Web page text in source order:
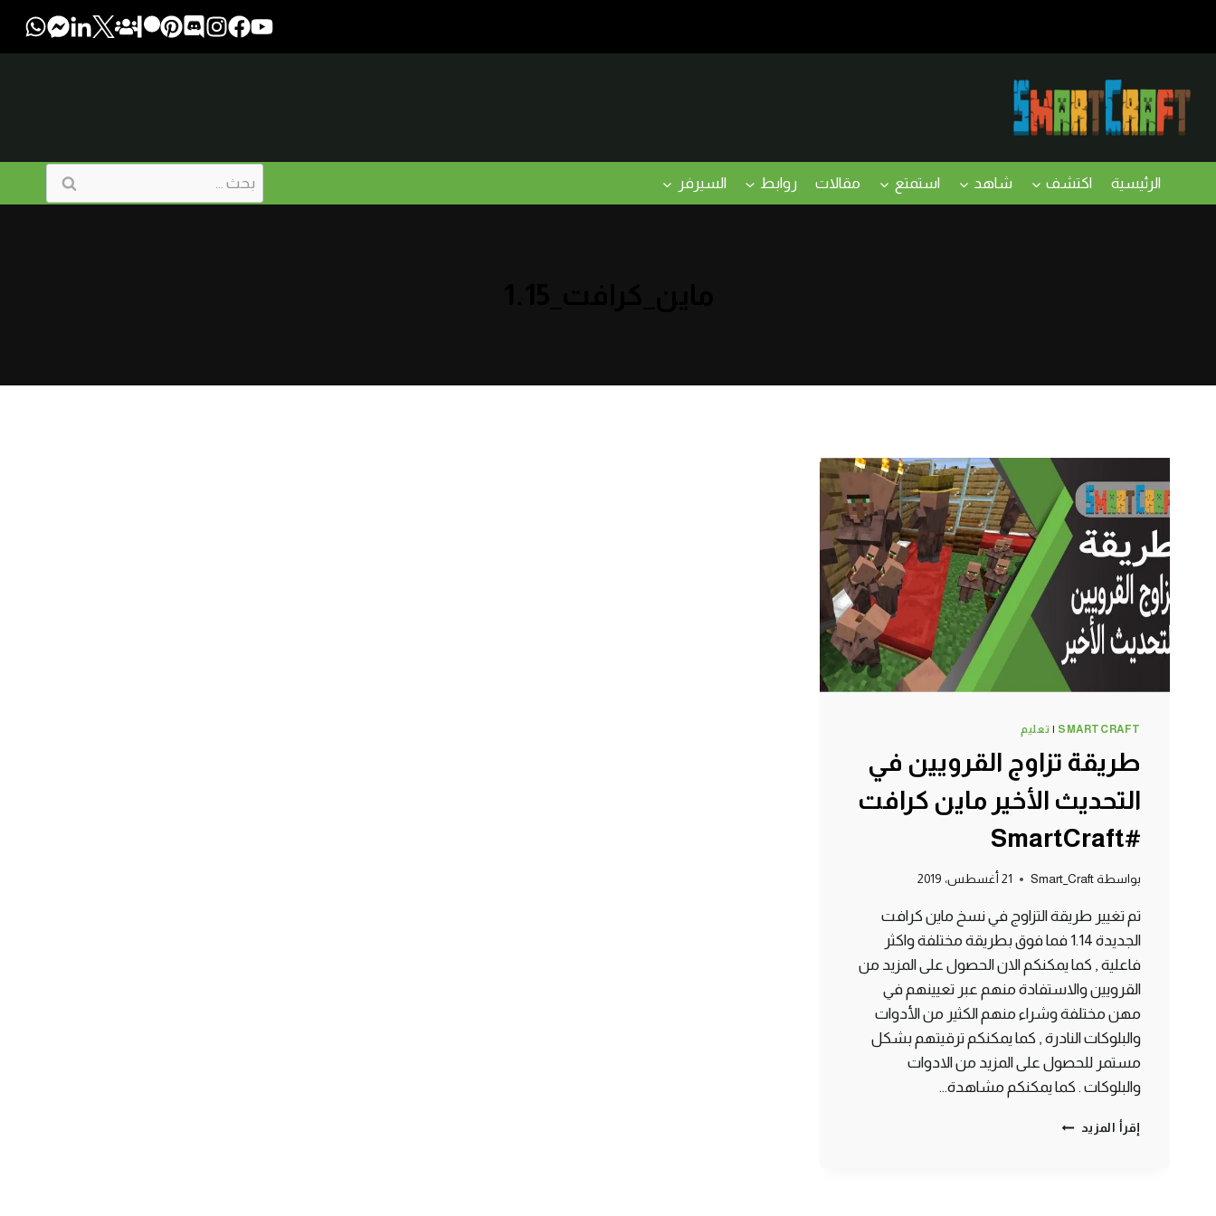
الرئيسية اكتشف شاهد استمتع مقالات روابط السيرفر
البحث
عن:
SMARTCRAFT
| تعليم
طريقة تزاوج القرويين في
التحديث الأخير ماين كرافت
#SmartCraft
بواسطة Smart_Craft 21 أغسطس، 2019
تم تغيير طريقة التزاوج في نسخ ماين كرافت
الجديدة 1.14 فما فوق بطريقة مختلفة واكثر
فاعلية , كما يمكنكم الان الحصول على المزيد من
القرويين والاستفادة منهم عبر تعيينهم في
مهن مختلفة وشراء منهم الكثير من الأدوات
والبلوكات النادرة , كما يمكنكم ترقيتهم بشكل
مستمر للحصول على المزيد من الادوات
والبلوكات . كما يمكنكم مشاهدة…
إقرأ المزيد طريقة